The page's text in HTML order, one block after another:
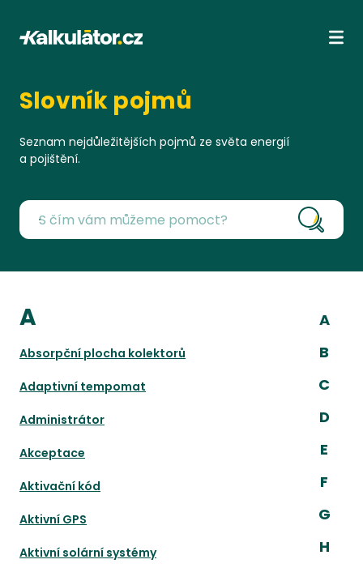
Kalkulátor.cz
Slovník pojmů
Seznam nejdůležitějších pojmů ze světa energií
a pojištění.
A
B
C
D
E
F
G
H
A
Absorpční plocha kolektorů
Adaptivní tempomat
Administrátor
Akceptace
Aktivační kód
Aktivní GPS
Aktivní solární systémy